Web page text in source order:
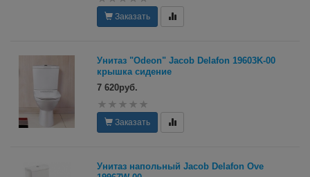
Заказать
Унитаз "Odeon" Jacob Delafon 19603K-00
крышка сидение
7 620руб.
Заказать
Унитаз напольный Jacob Delafon Ove